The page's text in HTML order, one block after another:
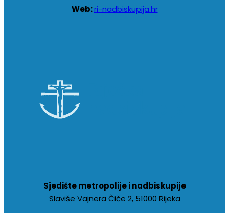
Web:ri-nadbiskupija.hr
Sjedište metropolije i nadbiskupije
Slaviše Vajnera Čiče 2, 51000 Rijeka